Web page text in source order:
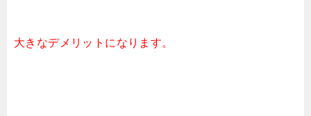
大きなデメリットになります。